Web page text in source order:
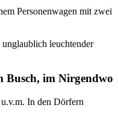
Personenwagen mit zwei
leuchtender
Busch, im Nirgendwo
In den Dörfern